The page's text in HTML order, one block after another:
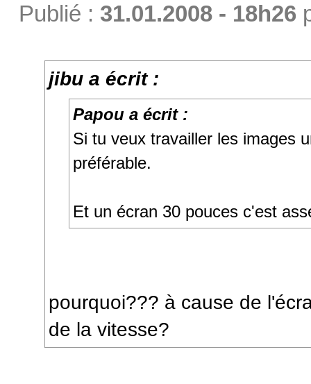
Publié : 31.01.2008 - 18h26
jibu a écrit :
Papou a écrit :
Si tu veux travailler les images
préférable.
Et un écran 30 pouces c'est
pourquoi??? à cause de
de la vitesse?